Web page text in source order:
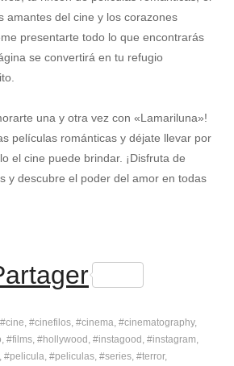
amantes del cine y los corazones
presentarte todo lo que encontrarás
se convertirá en tu refugio
una y otra vez con «Lamariluna»!
películas románticas y déjate llevar por
el cine puede brindar. ¡Disfruta de
y descubre el poder del amor en todas
#cine #cinefilos #cinema #cinematography
#films #hollywood #instagood #instagram
#pelicula #peliculas #series #terror